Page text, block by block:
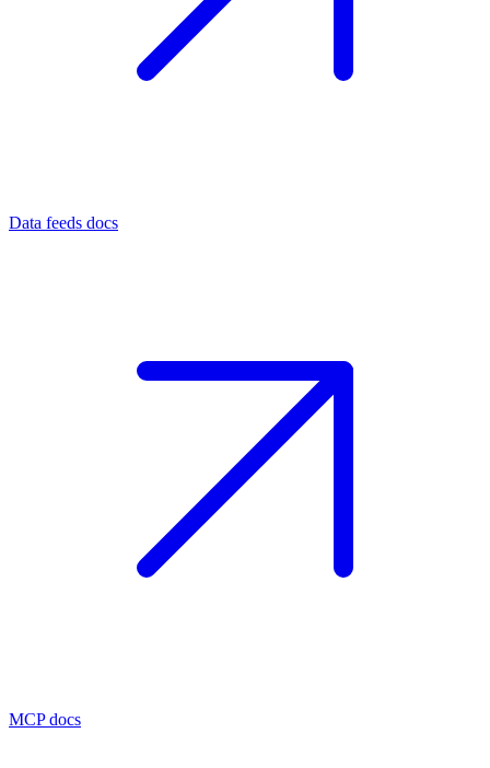
Data feeds docs
MCP docs